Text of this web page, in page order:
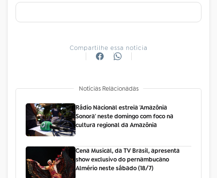
Compartilhe essa notícia
Notícias Relacionadas
Rádio Nacional estreia 'Amazônia
Sonora' neste domingo com foco na
cultura regional da Amazônia
Cena Musical, da TV Brasil, apresenta
show exclusivo do pernambucano
Almério neste sábado (18/7)